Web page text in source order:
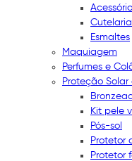
Esmaltes
Maquiagem
Perfumes e
Proteção
Kit pele
Pós-sol
Protetor
Protetor